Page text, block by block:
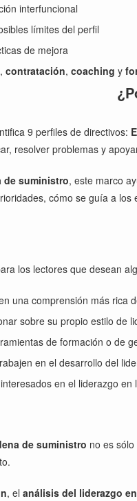
interfuncional
límites del perfil
de mejora
,contratación,coaching y
9 perfiles de directivos:
resolver problemas y
de suministro, este marco
cómo se guía a
los lectores que desean
una comprensión más rica
sobre su propio estilo de
de formación o de
en el desarrollo del
interesados en el liderazgo en
de suministro no es
, elanálisis del liderazgo